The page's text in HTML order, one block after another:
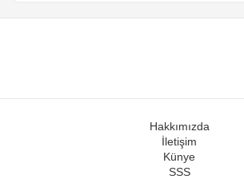
Hakkımızda
İletişim
Künye
SSS